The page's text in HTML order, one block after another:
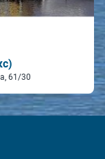
61/30